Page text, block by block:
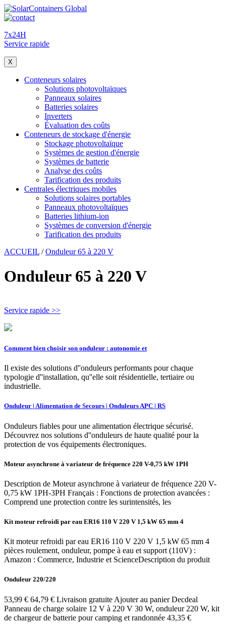
7x24H
Service rapide
X
Conteneurs solaires
Solutions photovoltaïques
Panneaux solaires
Batteries solaires
Inverters
Évaluation des coûts
Conteneurs de stockage d'énergie
Stockage photovoltaïque
Systèmes de gestion d'énergie
Systèmes de batterie
Analyse des coûts
Tarification des produits
Centrales électriques mobiles
Solutions solaires portables
Panneaux photovoltaïques
Batteries lithium-ion
Systèmes de conversion d'énergie
Tarification des produits
ACCUEIL /Onduleur 65 à 220 V
Onduleur 65 à 220 V
Service rapide >>
Comment bien choisir son onduleur : autonomie et
Il existe des solutions d''onduleurs performants pour chaque
typologie d''installation, qu''elle soit résidentielle, tertiaire ou
industrielle.
Onduleur | Alimentation de Secours | Onduleurs APC | RS
Onduleurs fiables pour une alimentation électrique sécurisé.
Découvrez nos solutions d''onduleurs de haute qualité pour la
protection de vos équipements électroniques.
Moteur asynchrone à variateur de fréquence 220 V-0,75 kW 1PH
Description de Moteur asynchrone à variateur de fréquence 220 V-
0,75 kW 1PH-3PH Français : Fonctions de protection avancées :
Comprend une protection contre les surintensités, les
Kit moteur refroidi par eau ER16 110 V 220 V 1,5 kW 65 mm 4
Kit moteur refroidi par eau ER16 110 V 220 V 1,5 kW 65 mm 4
pièces roulement, onduleur, pompe à eau et support (110V) :
Amazon : Commerce, Industrie et ScienceDescription du produit
Onduleur 220/220
53,99 € 64,79 € Livraison gratuite Ajouter au panier Decdeal
Panneau de charge solaire 12 V à 220 V 30 W, onduleur 220 W, kit
de chargeur de batterie pour camping et randonnée 43,35 €